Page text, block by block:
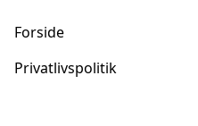
Forside
Privatlivspolitik